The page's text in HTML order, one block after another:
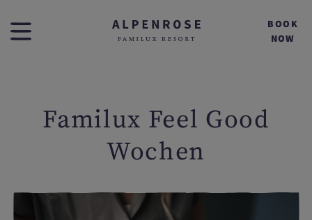
BOOK
NOW
Familux Feel Good
Wochen